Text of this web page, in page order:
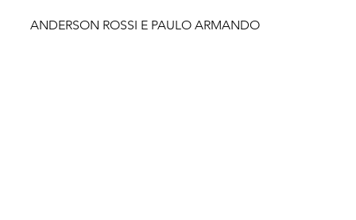
ANDERSON ROSSI E PAULO ARMANDO